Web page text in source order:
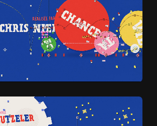
UEILACCUEIL
J TS
MACINEMA